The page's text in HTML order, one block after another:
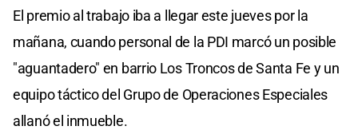
El premio al trabajo iba a llegar este jueves por la
mañana, cuando personal de la PDI marcó un posible
"aguantadero" en barrio Los Troncos de Santa Fe y un
equipo táctico del Grupo de Operaciones Especiales
allanó el inmueble.